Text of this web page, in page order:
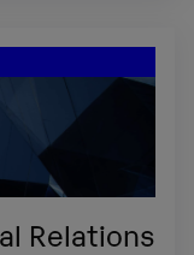
Relations